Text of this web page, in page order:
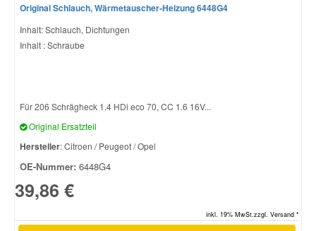
Original Schlauch, Wärmetauscher-Heizung 6448G4
Inhalt: Schlauch, Dichtungen
Inhalt : Schraube
Für 206 Schrägheck 1.4 HDi eco 70, CC 1.6 16V...
Original Ersatzteil
Hersteller: Citroen / Peugeot / Opel
OE-Nummer: 6448G4
39,86 €
inkl. 19% MwSt.zzgl. Versand *